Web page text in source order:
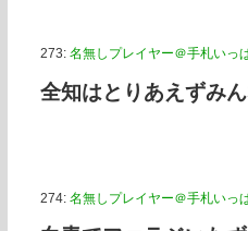
273: 名無しプレイヤー＠手札いっ
全知はとりあえずみ
274: 名無しプレイヤー＠手札いっ